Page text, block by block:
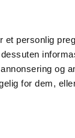
et personlig
og
for dem,